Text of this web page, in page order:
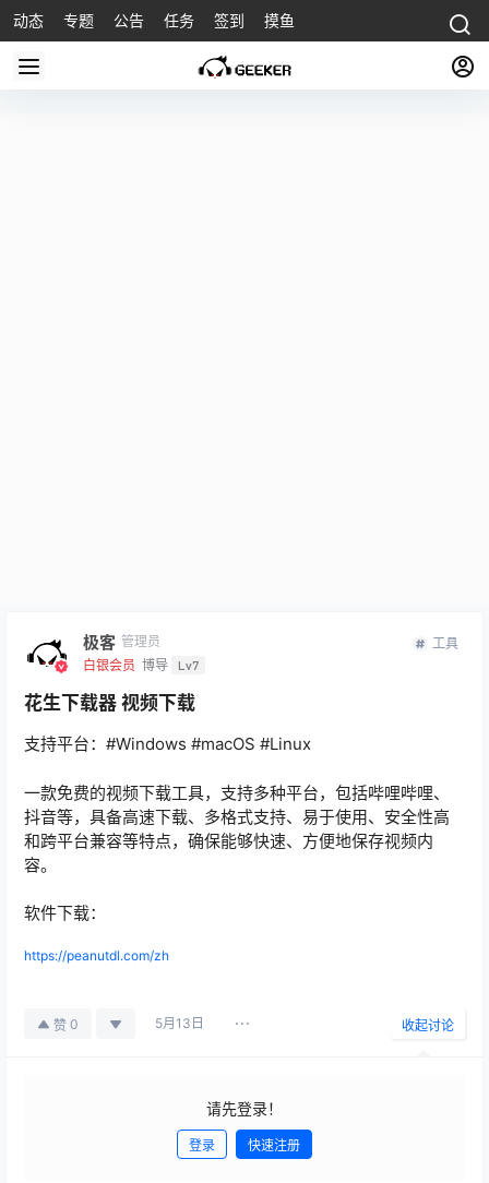
动态 专题 公告 任务 签到 摸鱼
极客 管理员
白银会员 博导 Lv7
工具
花生下载器 视频下载
支持平台：#Windows #macOS #Linux
一款免费的视频下载工具，支持多种平台，包括哔哩哔哩、
抖音等，具备高速下载、多格式支持、易于使用、安全性高
和跨平台兼容等特点，确保能够快速、方便地保存视频内
容。
软件下载：
https://peanutdl.com/zh
赞 0 5月13日 收起讨论
请先登录！
登录 快速注册